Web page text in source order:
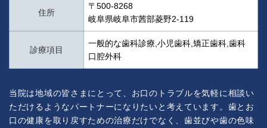
住所
〒500-8268
岐阜県岐阜市茜部菱野2-119
診療項目
一般的な歯科診療,小児歯科,矯正歯科,歯科
口腔外科
当院は地域の皆さまにとって、お口のトラブルを気軽に相談い
ただけるようなパートナーになりたいと考えています。歯とお
口の健康を取り戻すための治療だけでなく、歯並びや歯の色味